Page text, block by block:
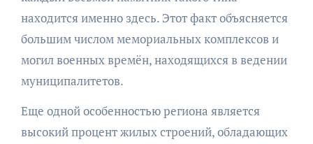
находится именно здесь. Этот факт объясняется
большим числом мемориальных комплексов и
могил военных времён, находящихся в ведении
муниципалитетов.
Еще одной особенностью региона является
высокий процент жилых строений, обладающих